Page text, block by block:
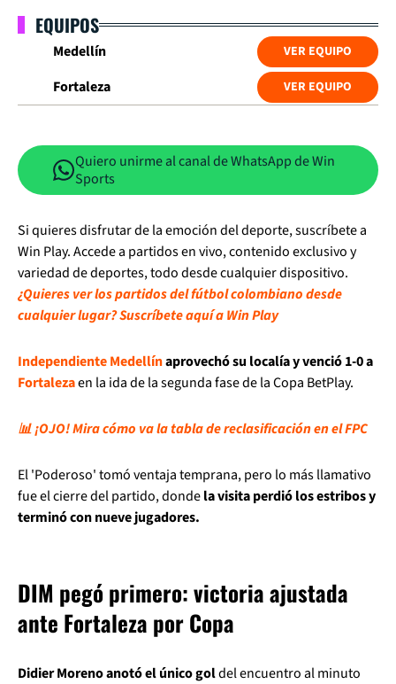
EQUIPOS
Medellín VER EQUIPO
Fortaleza VER EQUIPO
Quiero unirme al canal de WhatsApp de Win
Sports
Si quieres disfrutar de la emoción del deporte, suscríbete a
Win Play. Accede a partidos en vivo, contenido exclusivo y
variedad de deportes, todo desde cualquier dispositivo.
¿Quieres ver los partidos del fútbol colombiano desde
cualquier lugar? Suscríbete aquí a Win Play
Independiente Medellínaprovechó su localía y venció 1-0 a
Fortalezaen la ida de la segunda fase de la Copa BetPlay.
📊 ¡OJO! Mira cómo va la tabla de reclasificación en el FPC
El 'Poderoso' tomó ventaja temprana, pero lo más llamativo
fue el cierre del partido, dondela visita perdió los estribos y
terminó con nueve jugadores.
DIM pegó primero: victoria ajustada
ante Fortaleza por Copa
Didier Moreno anotó el único goldel encuentro al minuto